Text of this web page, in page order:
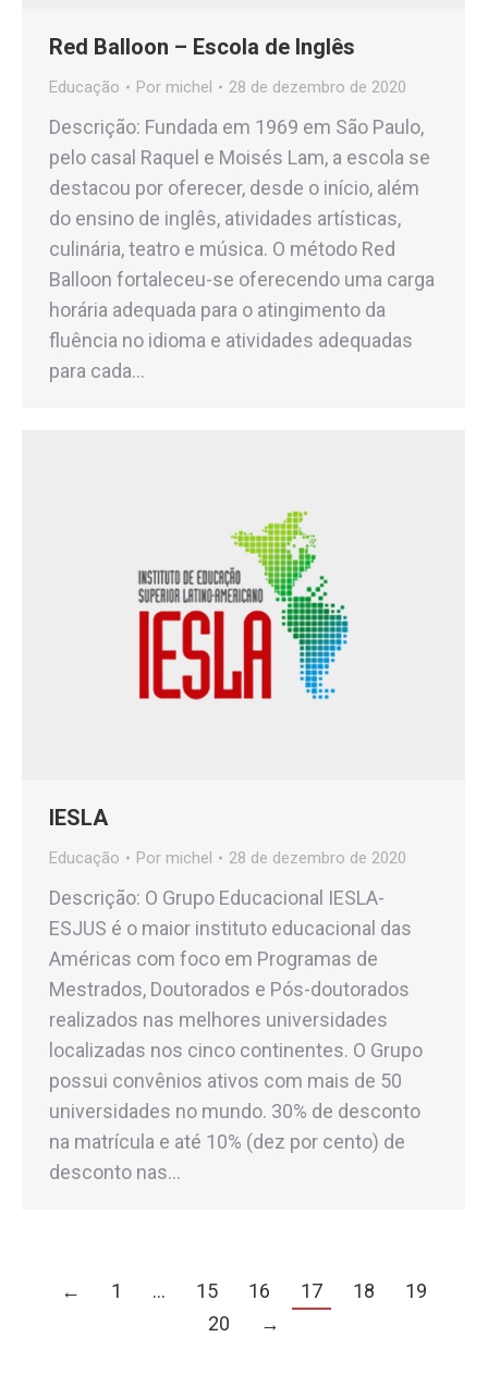
Red Balloon – Escola de Inglês
Educação Por michel 28 de dezembro de 2020
Descrição: Fundada em 1969 em São Paulo,
pelo casal Raquel e Moisés Lam, a escola se
destacou por oferecer, desde o início, além
do ensino de inglês, atividades artísticas,
culinária, teatro e música. O método Red
Balloon fortaleceu-se oferecendo uma carga
horária adequada para o atingimento da
fluência no idioma e atividades adequadas
para cada…
IESLA
Educação Por michel 28 de dezembro de 2020
Descrição: O Grupo Educacional IESLA-
ESJUS é o maior instituto educacional das
Américas com foco em Programas de
Mestrados, Doutorados e Pós-doutorados
realizados nas melhores universidades
localizadas nos cinco continentes. O Grupo
possui convênios ativos com mais de 50
universidades no mundo. 30% de desconto
na matrícula e até 10% (dez por cento) de
desconto nas…
← 1 … 15 16 17 18
19
20
→